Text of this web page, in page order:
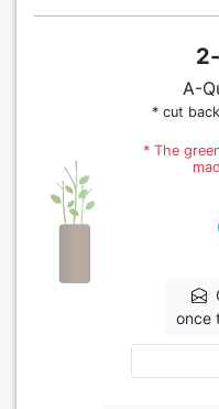
A-
* cut
* The
once